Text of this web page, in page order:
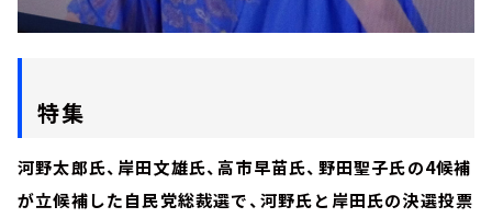
特集
河野太郎氏、岸田文雄氏、高市早苗氏、野田聖子氏の4候補
が立候補した自民党総裁選で、河野氏と岸田氏の決選投票